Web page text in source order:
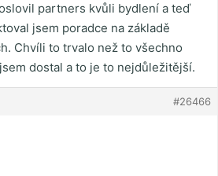
partners kvůli bydlení a teď
jsem poradce na základě
Chvíli to trvalo než to všechno
dostal a to je to nejdůležitější.
#26466